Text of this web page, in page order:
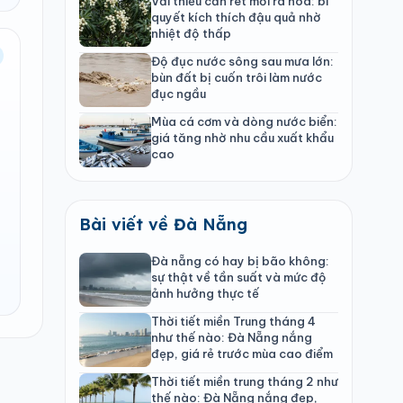
quyết kích thích đậu quả nhờ
nhiệt độ thấp
Độ đục nước sông sau mưa lớn:
bùn đất bị cuốn trôi làm nước
đục ngầu
Mùa cá cơm và dòng nước biển:
giá tăng nhờ nhu cầu xuất khẩu
cao
Bài viết về Đà Nẵng
Đà nẵng có hay bị bão không:
sự thật về tần suất và mức độ
ảnh hưởng thực tế
Thời tiết miền Trung tháng 4
như thế nào: Đà Nẵng nắng
đẹp, giá rẻ trước mùa cao điểm
Thời tiết miền trung tháng 2 như
thế nào: Đà Nẵng nắng đẹp,